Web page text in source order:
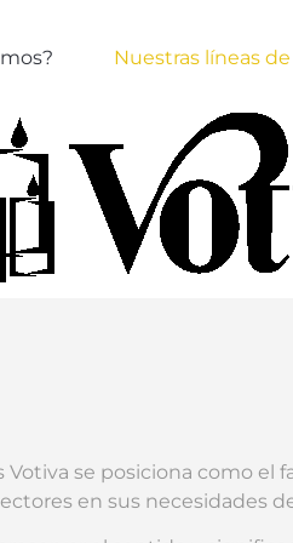
Nuestras líneas
Votiva se posiciona como el
en sus necesidades